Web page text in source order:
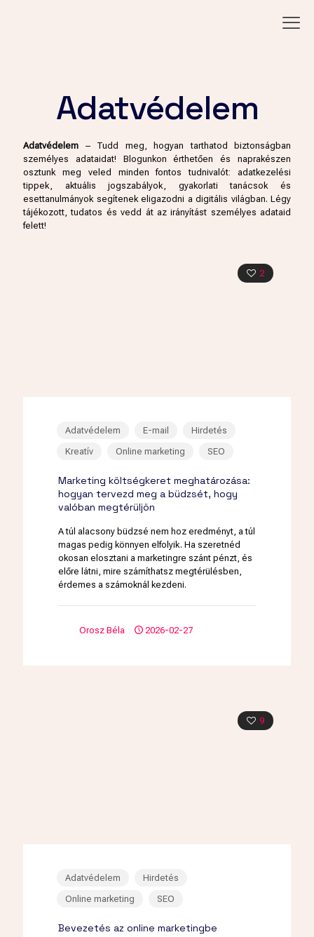
Adatvédelem
Adatvédelem – Tudd meg, hogyan tarthatod biztonságban
személyes adataidat! Blogunkon érthetően és naprakészen
osztunk meg veled minden fontos tudnivalót: adatkezelési
tippek, aktuális jogszabályok, gyakorlati tanácsok és
esettanulmányok segítenek eligazodni a digitális világban. Légy
tájékozott, tudatos és vedd át az irányítást személyes adataid
felett!
2
Adatvédelem E-mail
Hirdetés
Kreatív
Online marketing SEO
Marketing költségkeret meghatározása:
hogyan tervezd meg a büdzsét, hogy
valóban megtérüljön
A túl alacsony büdzsé nem hoz eredményt, a túl
magas pedig könnyen elfolyik. Ha szeretnéd
okosan elosztani a marketingre szánt pénzt, és
előre látni, mire számíthatsz megtérülésben,
érdemes a számoknál kezdeni.
Orosz Béla 2026-02-27
9
Adatvédelem
Hirdetés
Online marketing
SEO
Bevezetés az online marketingbe